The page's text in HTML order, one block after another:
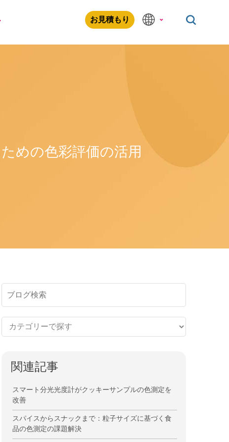
お見積もり
めの色彩評価の活用
関連記事
スマート分光光度計がクッキーサンプルの色測定を
改善
スパイスからスナックまで：粒子サイズに基づく食
品の色測定の課題解決